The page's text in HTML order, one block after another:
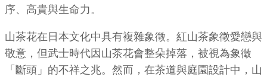
序、高貴與生命力。
山茶花在日本文化中具有複雜象徵。紅山茶象徵愛戀與
敬意，但武士時代因山茶花會整朵掉落，被視為象徵
「斷頭」的不祥之兆。然而，在茶道與庭園設計中，山